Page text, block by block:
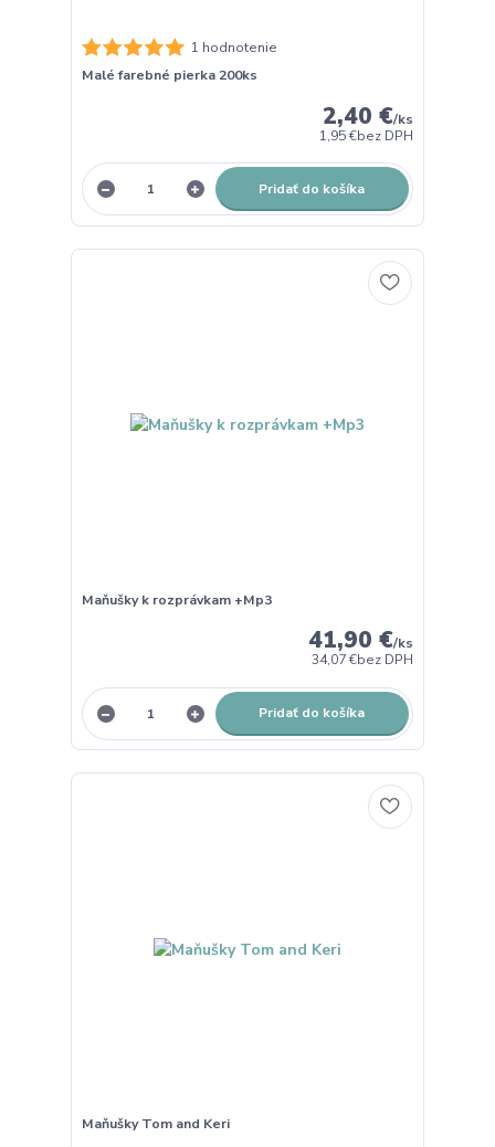
1 hodnotenie
Malé farebné pierka 200ks
2,40 €/ks
1,95 €bez DPH
Pridať do košíka
Maňušky k rozprávkam +Mp3
41,90 €/ks
34,07 €bez DPH
Pridať do košíka
Maňušky Tom and Keri